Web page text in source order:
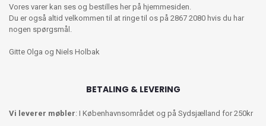
Vores varer kan ses og bestilles her på hjemmesiden.
Du er også altid velkommen til at ringe til os på 2867 2080 hvis du har
nogen spørgsmål.
Gitte Olga og Niels Holbak
BETALING & LEVERING
Vi leverer møbler: I Københavnsområdet og på Sydsjælland for 250kr